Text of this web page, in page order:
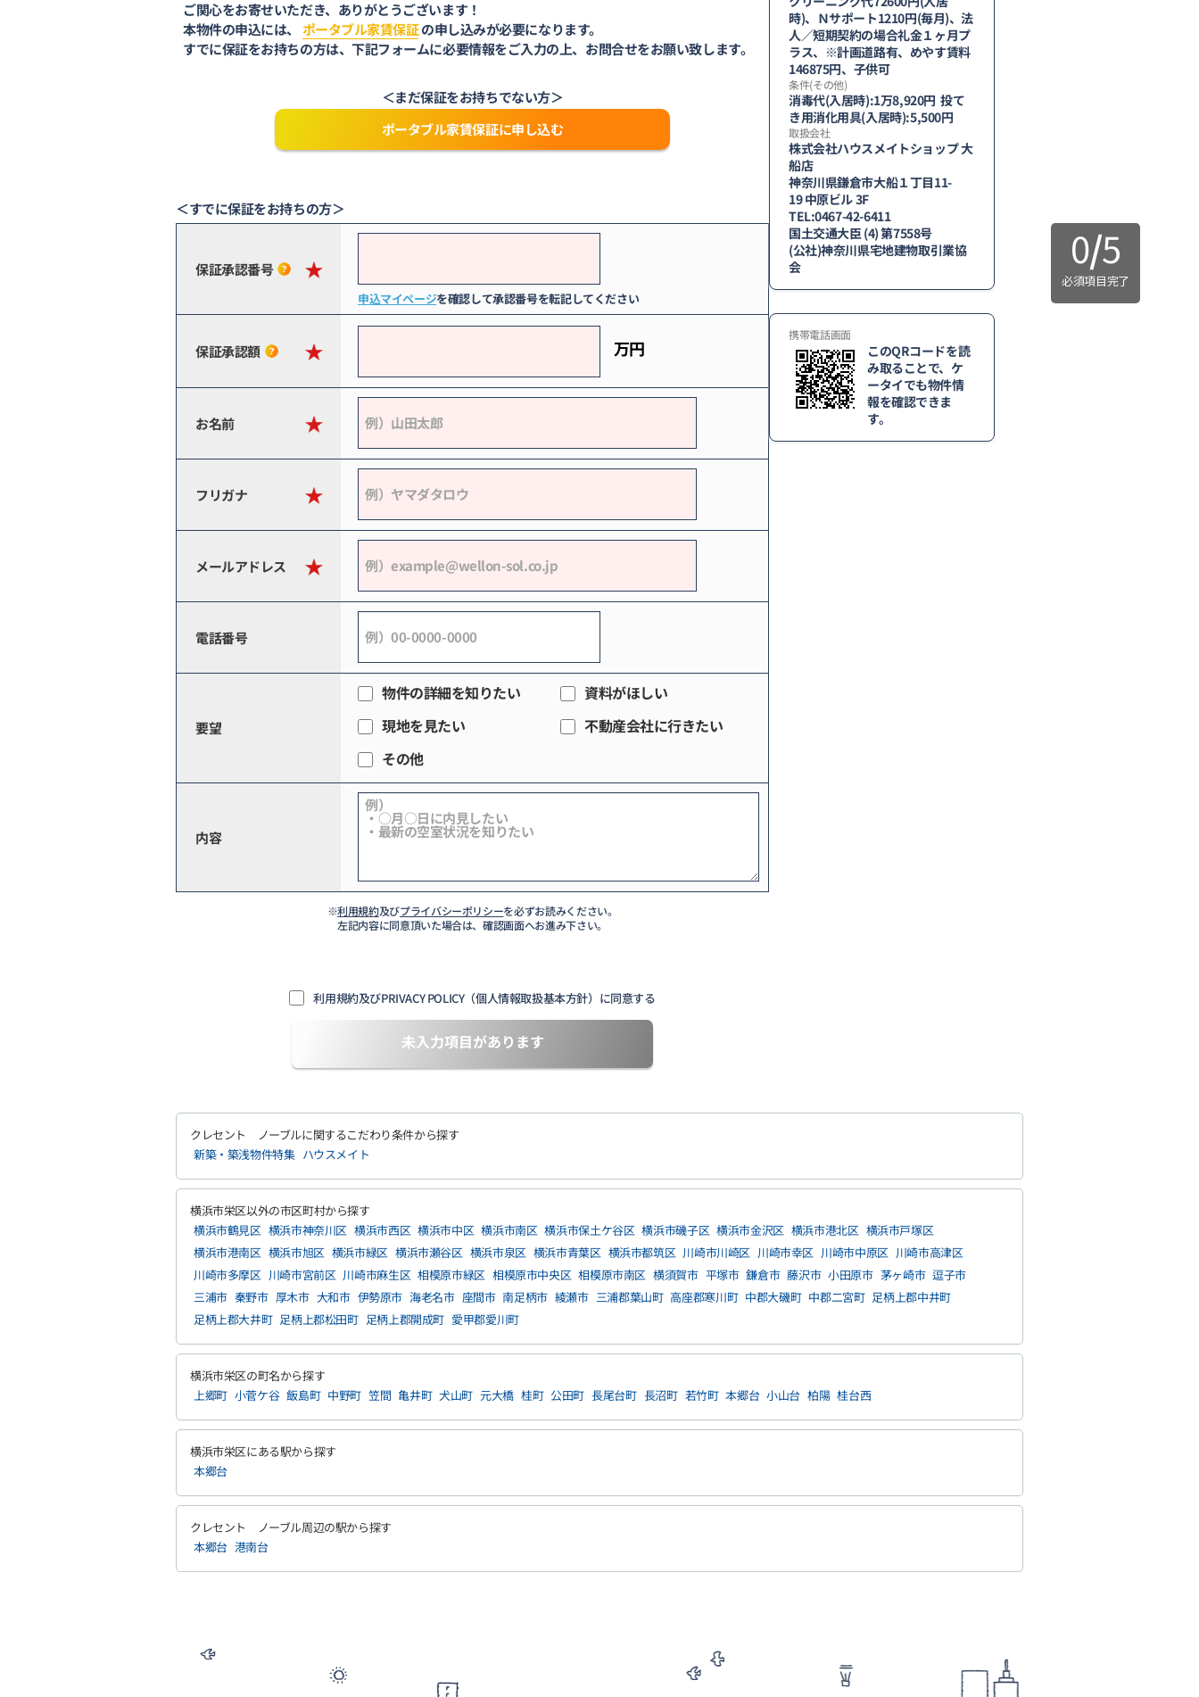
ご関心をお寄せいただき、ありがとうございます！
本物件の申込には、 ポータブル家賃保証の申し込みが必要になります。
すでに保証をお持ちの方は、下記フォームに必要情報をご入力の上、お問合せをお願い致します。
＜まだ保証をお持ちでない方＞
ポータブル家賃保証に申し込む
＜すでに保証をお持ちの方＞
0/5
必須項目完了
保証承認番号
申込マイページを確認して承認番号を転記してください
保証承認額 万円
お名前
フリガナ
メールアドレス
電話番号
要望
物件の詳細を知りたい
資料がほしい
現地を見たい
不動産会社に行きたい
その他
内容
※利用規約及びプライバシーポリシーを必ずお読みください。
左記内容に同意頂いた場合は、確認画面へお進み下さい。
利用規約及びPRIVACY POLICY（個人情報取扱基本方針）に同意する
未入力項目があります
時)、Ｎサポート1210円(毎月)、法
人／短期契約の場合礼金１ヶ月プ
ラス、※計画道路有、めやす賃料
146875円、子供可
条件(その他)
消毒代(入居時):1万8,920円 投て
き用消化用具(入居時):5,500円
取扱会社
株式会社ハウスメイトショップ 大
船店
神奈川県鎌倉市大船１丁目11-
19 中原ビル 3F
TEL:0467-42-6411
国土交通大臣 (4) 第7558号
(公社)神奈川県宅地建物取引業協
会
携帯電話画面
このQRコードを読
み取ることで、ケ
ータイでも物件情
報を確認できま
す。
クレセント ノーブルに関するこだわり条件から探す
新築・築浅物件特集 ハウスメイト
横浜市栄区以外の市区町村から探す
横浜市鶴見区 横浜市神奈川区 横浜市西区 横浜市中区 横浜市南区 横浜市保土ケ谷区 横浜市磯子区 横浜市金沢区 横浜市港北区 横浜市戸塚区
横浜市港南区 横浜市旭区 横浜市緑区 横浜市瀬谷区 横浜市泉区 横浜市青葉区 横浜市都筑区 川崎市川崎区 川崎市幸区 川崎市中原区 川崎市高津区
川崎市多摩区 川崎市宮前区 川崎市麻生区 相模原市緑区 相模原市中央区 相模原市南区 横須賀市 平塚市 鎌倉市 藤沢市 小田原市 茅ヶ崎市 逗子市
三浦市 秦野市 厚木市 大和市 伊勢原市 海老名市 座間市 南足柄市 綾瀬市 三浦郡葉山町 高座郡寒川町 中郡大磯町 中郡二宮町 足柄上郡中井町
足柄上郡大井町 足柄上郡松田町 足柄上郡開成町 愛甲郡愛川町
横浜市栄区の町名から探す
上郷町 小菅ケ谷 飯島町 中野町 笠間 亀井町 犬山町 元大橋 桂町 公田町 長尾台町 長沼町 若竹町 本郷台 小山台 柏陽 桂台西
横浜市栄区にある駅から探す
本郷台
クレセント ノーブル周辺の駅から探す
本郷台 港南台